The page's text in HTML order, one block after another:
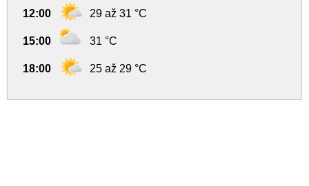
12:00 29 až 31 °C
15:00 31 °C
18:00 25 až 29 °C